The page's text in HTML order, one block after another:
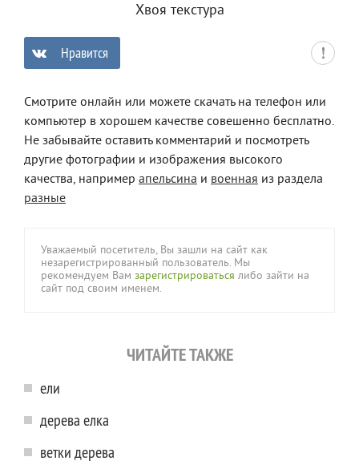
Хвоя текстура
Нравится
Смотрите онлайн или можете скачать на телефон или
компьютер в хорошем качестве совешенно бесплатно.
Не забывайте оставить комментарий и посмотреть
другие фотографии и изображения высокого
качества, например апельсина и военная из раздела
разные
Уважаемый посетитель, Вы зашли на сайт как
незарегистрированный пользователь. Мы
рекомендуем Вам зарегистрироваться либо зайти на
сайт под своим именем.
ЧИТАЙТЕ ТАКЖЕ
ели
дерева елка
ветки дерева